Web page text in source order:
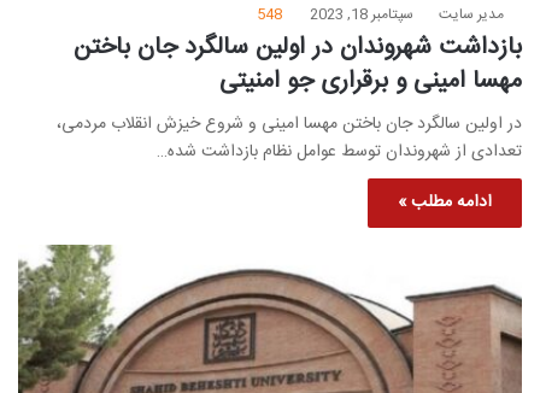
مدیر سایت سپتامبر 18, 2023 548
بازداشت شهروندان در اولین سالگرد جان باختن
مهسا امینی و برقراری جو امنیتی
در اولین سالگرد جان باختن مهسا امینی و شروع خیزش انقلاب مردمی،
تعدادی از شهروندان توسط عوامل نظام بازداشت شده…
ادامه مطلب »